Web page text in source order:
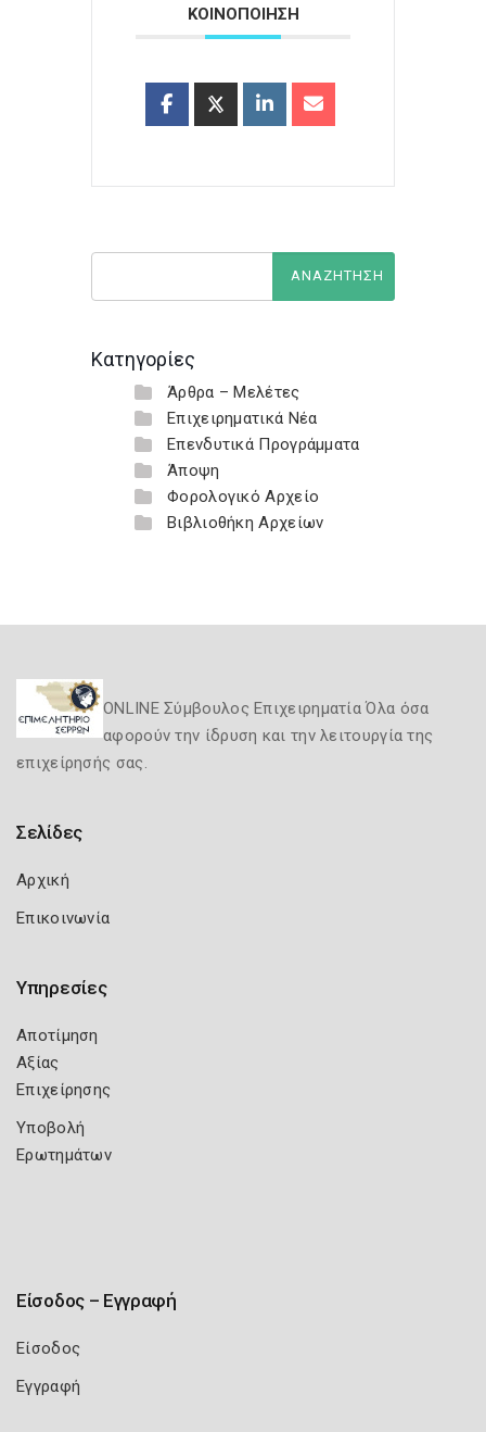
ΚΟΙΝΟΠΟΙΗΣΗ
Κατηγορίες
Άρθρα – Μελέτες
Επιχειρηματικά Νέα
Επενδυτικά Προγράμματα
Άποψη
Φορολογικό Αρχείο
Βιβλιοθήκη Αρχείων
ONLINE Σύμβουλος Επιχειρηματία Όλα όσα
αφορούν την ίδρυση και την λειτουργία της
επιχείρησής σας.
Σελίδες
Αρχική
Επικοινωνία
Υπηρεσίες
Αποτίμηση
Αξίας
Επιχείρησης
Υποβολή
Ερωτημάτων
Είσοδος – Εγγραφή
Είσοδος
Εγγραφή